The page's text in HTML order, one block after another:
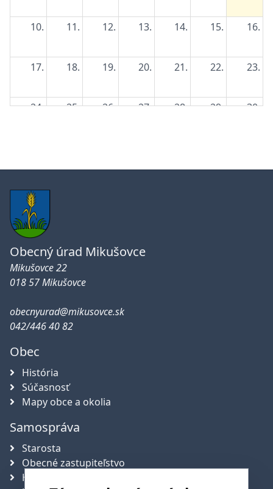
10. 11. 12. 13. 14. 15. 16.
17. 18. 19. 20. 21. 22. 23.
24. 25. 26. 27. 28. 29. 30.
Obecný úrad Mikušovce
Mikušovce 22
018 57 Mikušovce
obecnyurad@mikusovce.sk
042/446 40 82
Obec
História
Súčasnosť
Mapy obce a okolia
Samospráva
Starosta
Obecné zastupiteľstvo
Hlavný kontrolór obce